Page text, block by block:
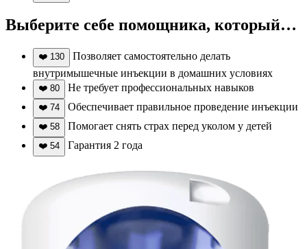
Выберите себе помощника, который…
❤️ 130
Позволяет самостоятельно делать
внутримышечные инъекции в домашних условиях
❤️ 80 Не требует профессиональных навыков
❤️ 74 Обеспечивает правильное проведение инъекции
❤️ 58 Помогает снять страх перед уколом у детей
❤️ 54 Гарантия 2 года